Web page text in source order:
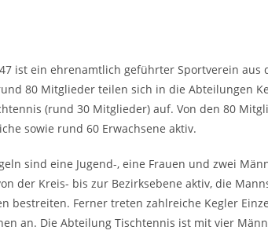
ist ein ehrenamtlich geführter Sportverein aus
80 Mitglieder teilen sich in die Abteilungen
(rund 30 Mitglieder) auf. Von den 80
sowie rund 60 Erwachsene aktiv.
sind eine Jugend-, eine Frauen und zwei
der Kreis- bis zur Bezirksebene aktiv, die
bestreiten. Ferner treten zahlreiche Kegler
an. Die Abteilung Tischtennis ist mit vier